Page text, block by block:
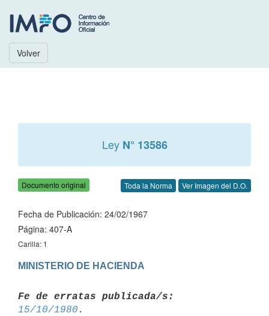
Volver
Ley N° 13586
Documento original Toda la Norma Ver Imagen del D.O.
Fecha de Publicación: 24/02/1967
Página: 407-A
Carilla: 1
MINISTERIO DE HACIENDA
Fe de erratas publicada/s:
15/10/1980